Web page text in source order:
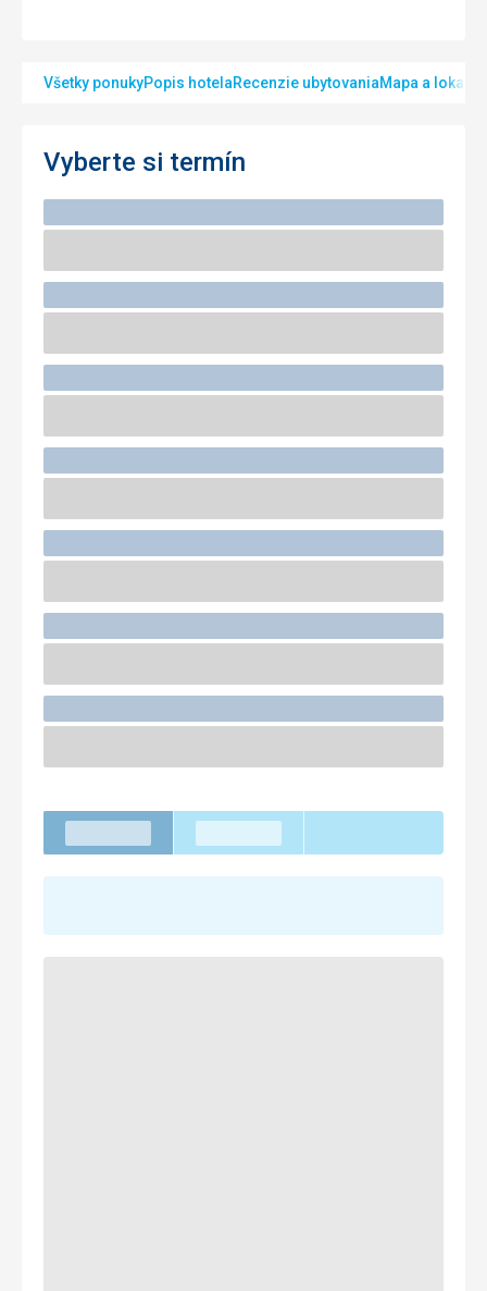
Všetky ponukyPopis hotelaRecenzie ubytovaniaMapa a lokalita
Vyberte si termín